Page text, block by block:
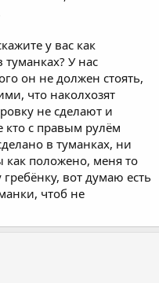
у вас как
туманках? У нас
он не должен стоять,
что наколхозят
не сделают и
кто с правым рулём
в туманках, ни
как положено, меня то
вот думаю есть
чтоб не